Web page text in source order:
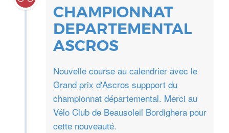
CHAMPIONNAT
DEPARTEMENTAL
ASCROS
Nouvelle course au calendrier avec le
Grand prix d'Ascros suppport du
championnat départemental. Merci au
Vélo Club de Beausoleil Bordighera pour
cette nouveauté.